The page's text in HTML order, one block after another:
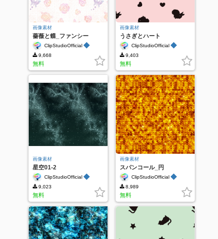
画像素材
薔薇と蝶_ファンシー
ClipStudioOfficial ◆
9,668
無料
画像素材
うさぎとハート
ClipStudioOfficial ◆
9,403
無料
画像素材
星空01-2
ClipStudioOfficial ◆
9,023
無料
画像素材
スパンコール_円
ClipStudioOfficial ◆
8,989
無料